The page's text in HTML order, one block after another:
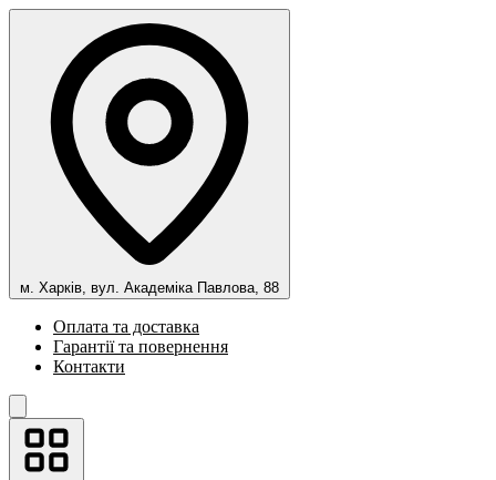
м. Харків, вул. Академіка Павлова, 88
Оплата та доставка
Гарантії та повернення
Контакти